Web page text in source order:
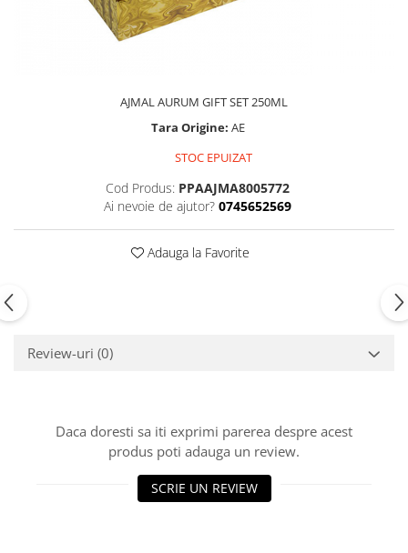
AJMAL AURUM GIFT SET 250ML
Tara Origine: AE
STOC EPUIZAT
Cod Produs: PPAAJMA8005772
Ai nevoie de ajutor? 0745652569
Adauga la Favorite
Review-uri (0)
Daca doresti sa iti exprimi parerea despre acest
produs poti adauga un review.
SCRIE UN REVIEW